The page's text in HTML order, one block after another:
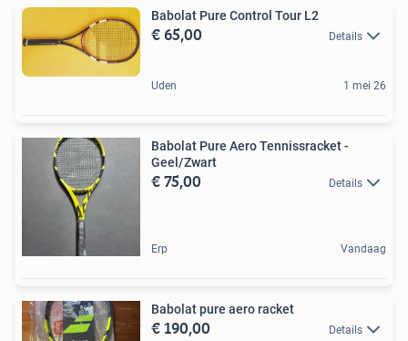
Babolat Pure Control Tour L2
€ 65,00 Details
Uden 1 mei 26
Babolat Pure Aero Tennissracket -
Geel/Zwart
€ 75,00 Details
Erp Vandaag
Babolat pure aero racket
€ 190,00 Details